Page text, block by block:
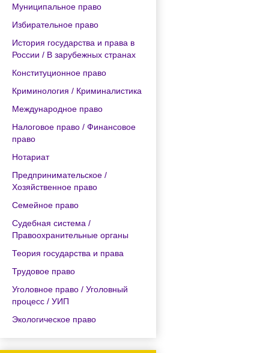
Муниципальное право
Избирательное право
История государства и права в
России / В зарубежных странах
Конституционное право
Криминология / Криминалистика
Международное право
Налоговое право / Финансовое
право
Нотариат
Предпринимательское /
Хозяйственное право
Семейное право
Судебная система /
Правоохранительные органы
Теория государства и права
Трудовое право
Уголовное право / Уголовный
процесс / УИП
Экологическое право